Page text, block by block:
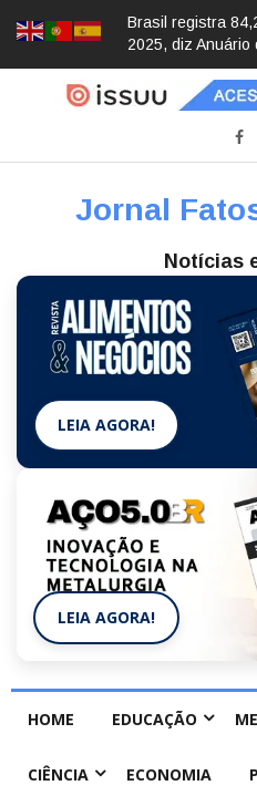
Brasil registra
2025, diz Anuário
Jornal
Notícias
LEIA AGORA!
LEIA AGORA!
HOME EDUCAÇÃO
CIÊNCIA ECONOMIA